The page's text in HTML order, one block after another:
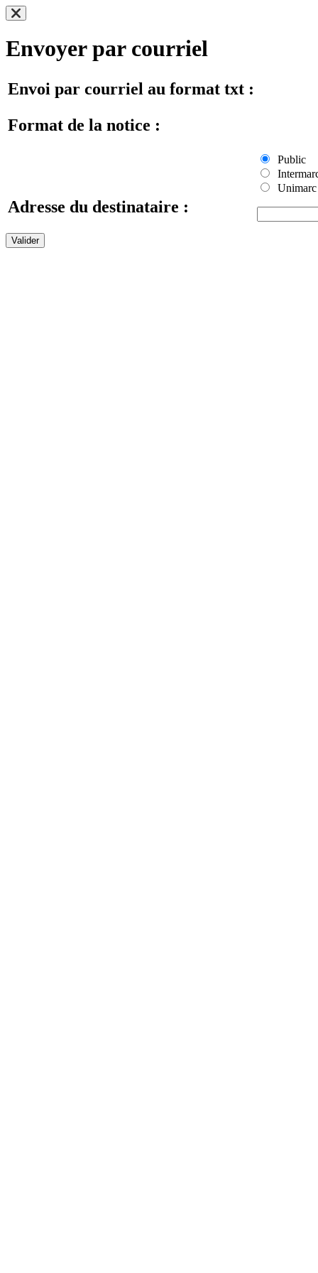
Envoyer par courriel
Envoi par courriel au format txt :
Format de la notice :
Public
Unimarc
Adresse du destinataire :